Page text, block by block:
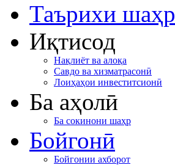
Таърихи шаҳр
Иқтисод
Нақлиёт ва алоқа
Савдо ва хизматрасонӣ
Лоиҳаҳои инвеститсионӣ
Ба аҳолӣ
Ба сокинони шаҳр
Бойгонӣ
Бойгонии ахборот